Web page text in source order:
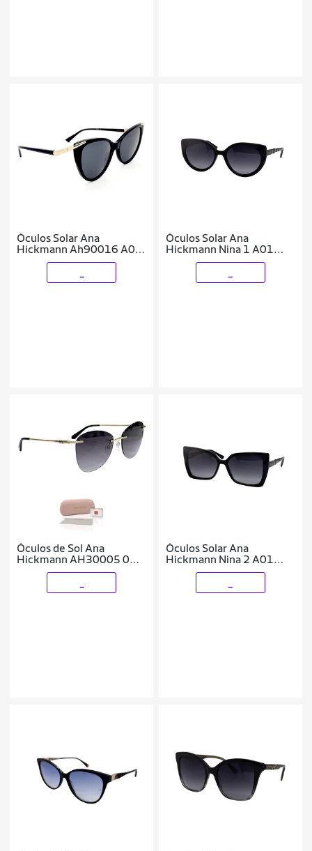
Óculos Solar Ana
Hickmann Ah90016 A01
Brilho Lente Cinza
Óculos Solar Ana
Hickmann Nina 1 A01
Brilho Lente Cinza
Óculos de Sol Ana
Hickmann AH30005 04B
Metal - Tam 56mm
Óculos Solar Ana
Hickmann Nina 2 A01
Brilho Lente Cinza